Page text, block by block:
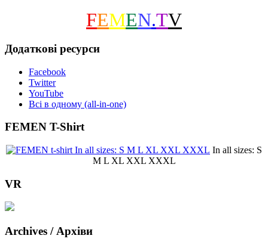
FEMEN.TV
Додаткові ресурси
Facebook
Twitter
YouTube
Всі в одному (all-in-one)
FEMEN T-Shirt
In all sizes: S
M L XL XXL XXXL
VR
Archives / Архіви